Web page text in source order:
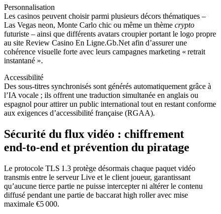
Personnalisation
Les casinos peuvent choisir parmi plusieurs décors thématiques –
Las Vegas neon, Monte Carlo chic ou même un thème crypto
futuriste – ainsi que différents avatars croupier portant le logo propre
au site Review Casino En Ligne.Gb.Net afin d’assurer une
cohérence visuelle forte avec leurs campagnes marketing « retrait
instantané ».
Accessibilité
Des sous‑titres synchronisés sont générés automatiquement grâce à
l’IA vocale ; ils offrent une traduction simultanée en anglais ou
espagnol pour attirer un public international tout en restant conforme
aux exigences d’accessibilité française (RGAA).
Sécurité du flux vidéo : chiffrement
end‑to‑end et prévention du piratage
Le protocole TLS 1.3 protège désormais chaque paquet vidéo
transmis entre le serveur Live et le client joueur, garantissant
qu’aucune tierce partie ne puisse intercepter ni altérer le contenu
diffusé pendant une partie de baccarat high roller avec mise
maximale €5 000.